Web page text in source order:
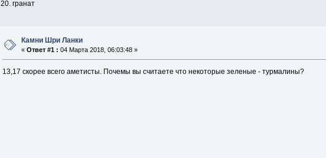
20. гранат
Камни Шри Ланки
«Ответ #1 : 04 Марта 2018, 06:03:48 »
13,17 скорее всего аметисты. Почемы вы считаете что некоторые зеленые - турмалины?